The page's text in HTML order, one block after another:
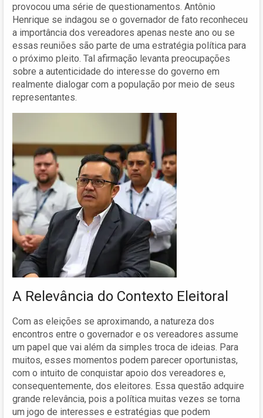
provocou uma série de questionamentos. Antônio
Henrique se indagou se o governador de fato reconheceu
a importância dos vereadores apenas neste ano ou se
essas reuniões são parte de uma estratégia política para
o próximo pleito. Tal afirmação levanta preocupações
sobre a autenticidade do interesse do governo em
realmente dialogar com a população por meio de seus
representantes.
A Relevância do Contexto Eleitoral
Com as eleições se aproximando, a natureza dos
encontros entre o governador e os vereadores assume
um papel que vai além da simples troca de ideias. Para
muitos, esses momentos podem parecer oportunistas,
com o intuito de conquistar apoio dos vereadores e,
consequentemente, dos eleitores. Essa questão adquire
grande relevância, pois a política muitas vezes se torna
um jogo de interesses e estratégias que podem